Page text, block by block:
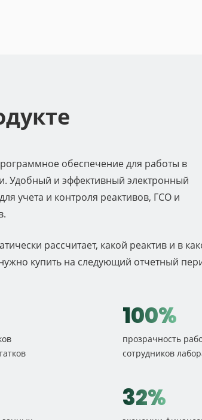
обеспечение для работы в
Удобный и эффективный электронный
учета и контроля реактивов, ГСО и
рассчитает, какой реактив и в
купить на следующий отчетный
100%
прозрачность
сотрудников
32%